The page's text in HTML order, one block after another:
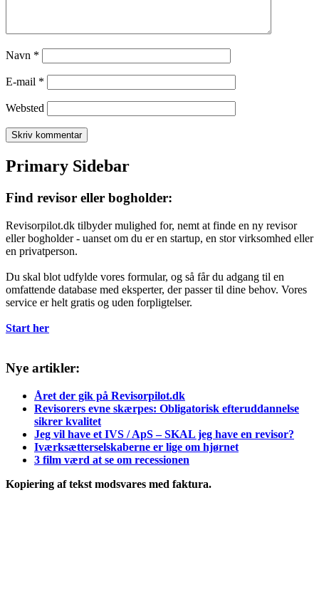
Navn *
E-mail *
Websted
Primary Sidebar
Find revisor eller bogholder:
Revisorpilot.dk tilbyder mulighed for, nemt at finde en ny revisor
eller bogholder - uanset om du er en startup, en stor virksomhed eller
en privatperson.
Du skal blot udfylde vores formular, og så får du adgang til en
omfattende database med eksperter, der passer til dine behov. Vores
service er helt gratis og uden forpligtelser.
Start her
Nye artikler:
Året der gik på Revisorpilot.dk
Revisorers evne skærpes: Obligatorisk efteruddannelse
sikrer kvalitet
Jeg vil have et IVS / ApS – SKAL jeg have en revisor?
Iværksætterselskaberne er lige om hjørnet
3 film værd at se om recessionen
Kopiering af tekst modsvares med faktura.